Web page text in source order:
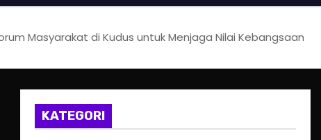
Masyarakat di Kudus untuk Menjaga Nilai Kebangsaan
KATEGORI